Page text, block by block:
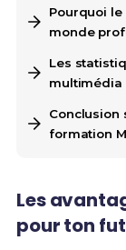
Pourquoi
monde
Les
multimédia
Conclusion
formation
Les
pour ton